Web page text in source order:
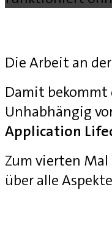
Die Arbeit an
Damit bekommt
Unhabhängig
Application
Zum vierten
über alle